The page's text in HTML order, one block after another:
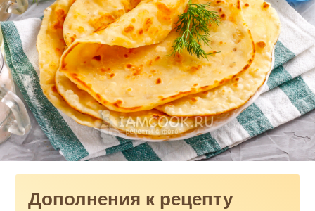
Дополнения к рецепту